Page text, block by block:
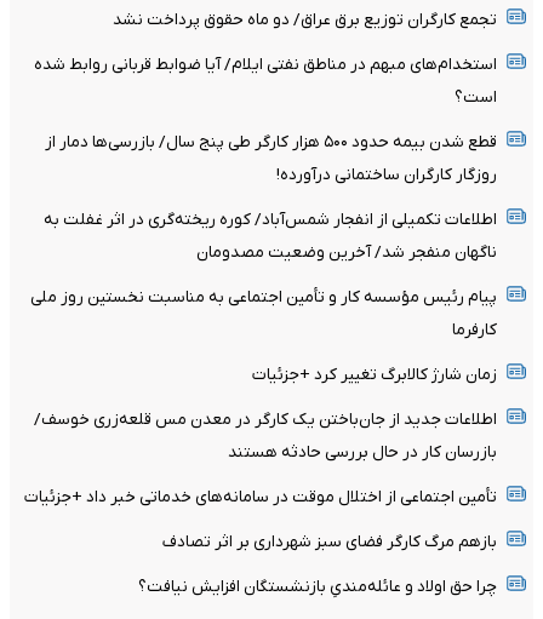
تجمع کارگران توزیع برق عراق/ دو ماه حقوق پرداخت نشد
استخدام‌های مبهم در مناطق نفتی ایلام/ آیا ضوابط قربانی روابط شده
است؟
قطع شدن بیمه حدود ۵۰۰ هزار کارگر طی پنج سال/ بازرسی‌ها دمار از
روزگار کارگران ساختمانی درآورده!
اطلاعات تکمیلی از انفجار شمس‌آباد/ کوره ریخته‌گری در اثر غفلت به
ناگهان منفجر شد/ آخرین وضعیت مصدومان
پیام رئیس مؤسسه کار و تأمین اجتماعی به مناسبت نخستین روز ملی
کارفرما
زمان شارژ کالابرگ تغییر کرد +جزئیات
اطلاعات جدید از جان‌باختن یک کارگر در معدن مس قلعه‌زری خوسف/
بازرسان کار در حال بررسی حادثه هستند
تأمین اجتماعی از اختلال موقت در سامانه‌های خدماتی خبر داد +جزئیات
بازهم مرگ کارگر فضای سبز شهرداری بر اثر تصادف
چرا حق اولاد و عائله‌مندیِ بازنشستگان افزایش نیافت؟